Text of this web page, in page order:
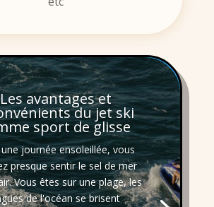
Les avantages et
du jet ski
sport de glisse
journée ensoleillée, vous
presque sentir le sel de mer
Vous êtes sur une plage, les
de l'océan se brisent